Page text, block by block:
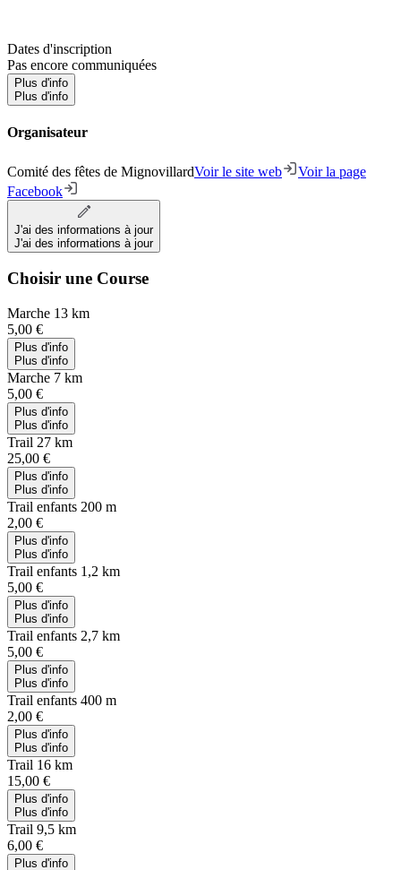
Dates d'inscription
Pas encore communiquées
Plus d'info
Plus d'info
Organisateur
Comité des fêtes de MignovillardVoir le site web
Voir la page
Facebook
J'ai des informations à jour
J'ai des informations à jour
Choisir une Course
Marche 13 km
5,00 €
Plus d'info
Plus d'info
Marche 7 km
5,00 €
Plus d'info
Plus d'info
Trail 27 km
25,00 €
Plus d'info
Plus d'info
Trail enfants 200 m
2,00 €
Plus d'info
Plus d'info
Trail enfants 1,2 km
5,00 €
Plus d'info
Plus d'info
Trail enfants 2,7 km
5,00 €
Plus d'info
Plus d'info
Trail enfants 400 m
2,00 €
Plus d'info
Plus d'info
Trail 16 km
15,00 €
Plus d'info
Plus d'info
Trail 9,5 km
6,00 €
Plus d'info